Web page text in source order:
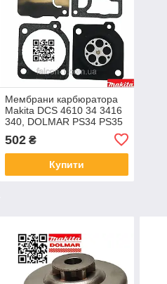
Мембрани карбюратора
Makita DCS 4610 34 3416
340, DOLMAR PS34 PS35
PS36 PS41 PS45 340 341
342 343 PS421 036153110
195153500
502₴
Купити